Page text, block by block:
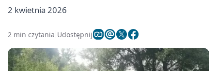
2 kwietnia 2026
2 min czytania Udostępnij